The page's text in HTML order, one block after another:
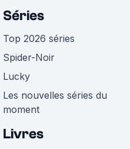
Séries
Top 2026 séries
Spider-Noir
Lucky
Les nouvelles séries du
moment
Livres